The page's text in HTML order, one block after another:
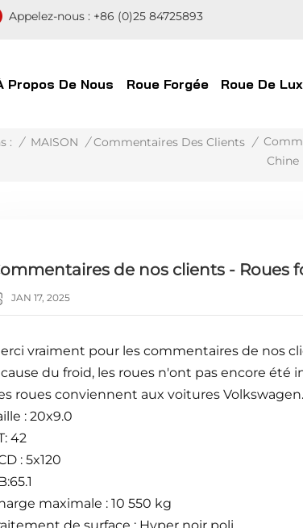
Appelez-nous : +86 (0)25 84725893
Propos De Nous Roue Forgée Roue De
: / MAISON / Commentaires Des Clients /
Chine
de nos clients - Roues
JAN 17, 2025
vraiment pour les commentaires de nos
du froid, les roues n'ont pas encore été
roues conviennent aux voitures Volkswagen.
: 20x9.0
42
: 5x120
maximale : 10 550 kg